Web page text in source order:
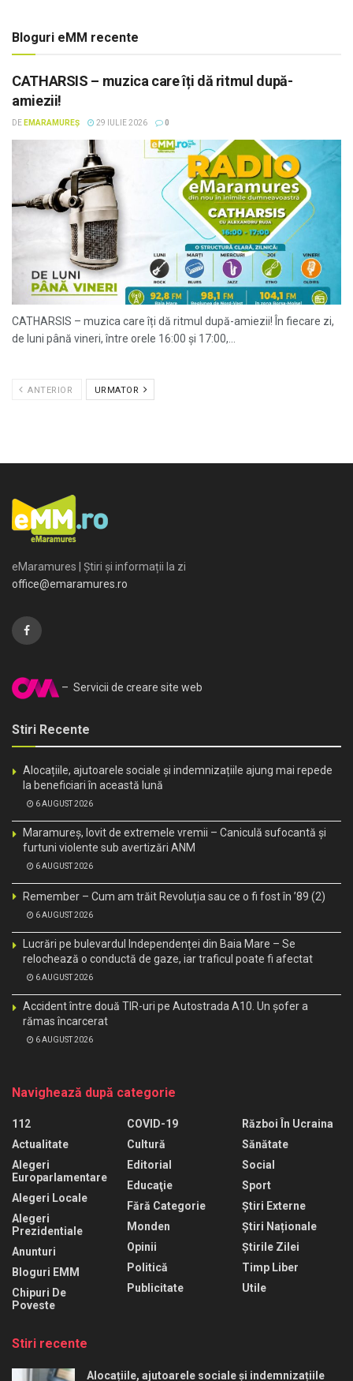
Bloguri eMM recente
CATHARSIS – muzica care îți dă ritmul după-
amiezii!
DE EMARAMUREȘ 29 IULIE 2026 0
CATHARSIS – muzica care îți dă ritmul după-amiezii! În fiecare zi,
de luni până vineri, între orele 16:00 și 17:00,...
ANTERIOR URMATOR
eMaramures | Știri și informații la zi
office@emaramures.ro
– Servicii de creare site web
Stiri Recente
Alocațiile, ajutoarele sociale și indemnizațiile ajung mai repede
la beneficiari în această lună
6 AUGUST 2026
Maramureș, lovit de extremele vremii – Caniculă sufocantă și
furtuni violente sub avertizări ANM
6 AUGUST 2026
Remember – Cum am trăit Revoluția sau ce o fi fost în ’89 (2)
6 AUGUST 2026
Lucrări pe bulevardul Independenței din Baia Mare – Se
relochează o conductă de gaze, iar traficul poate fi afectat
6 AUGUST 2026
Accident între două TIR-uri pe Autostrada A10. Un șofer a
rămas încarcerat
6 AUGUST 2026
Navighează după categorie
112
Actualitate
Alegeri
Europarlamentare
Alegeri Locale
Alegeri
Prezidentiale
Anunturi
Bloguri EMM
Chipuri De
Poveste
COVID-19
Cultură
Editorial
Educaţie
Fără Categorie
Monden
Opinii
Politică
Publicitate
Război În Ucraina
Sănătate
Social
Sport
Știri Externe
Știri Naționale
Știrile Zilei
Timp Liber
Utile
Stiri recente
Alocațiile, ajutoarele sociale și indemnizațiile